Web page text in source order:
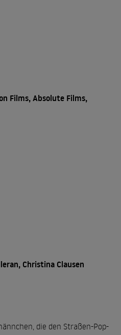
Films, Absolute Films,
Christina Clausen
die den Straßen-Pop-